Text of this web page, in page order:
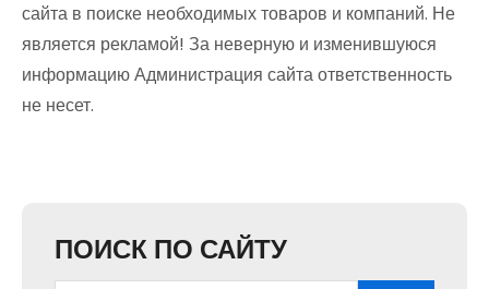
сайта в поиске необходимых товаров и компаний. Не
является рекламой! За неверную и изменившуюся
информацию Администрация сайта ответственность
не несет.
ПОИСК ПО САЙТУ